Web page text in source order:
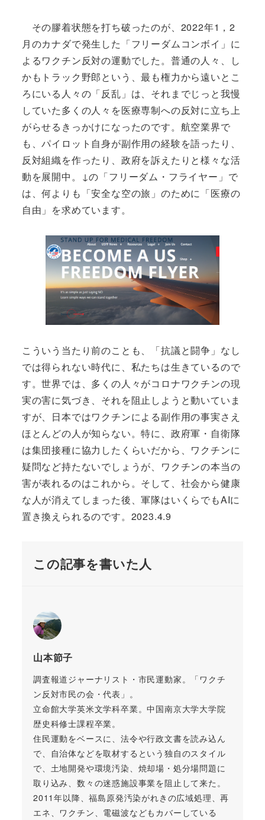
その膠着状態を打ち破ったのが、2022年1，2
月のカナダで発生した「フリーダムコンボイ」に
よるワクチン反対の運動でした。普通の人々、し
かもトラック野郎という、最も権力から遠いとこ
ろにいる人々の「反乱」は、それまでじっと我慢
していた多くの人々を医療専制への反対に立ち上
がらせるきっかけになったのです。航空業界で
も、パイロット自身が副作用の経験を語ったり、
反対組織を作ったり、政府を訴えたりと様々な活
動を展開中。↓の「フリーダム・フライヤー」で
は、何よりも「安全な空の旅」のために「医療の
自由」を求めています。
こういう当たり前のことも、「抗議と闘争」なし
では得られない時代に、私たちは生きているので
す。世界では、多くの人々がコロナワクチンの現
実の害に気づき、それを阻止しようと動いていま
すが、日本ではワクチンによる副作用の事実さえ
ほとんどの人が知らない。特に、政府軍・自衛隊
は集団接種に協力したくらいだから、ワクチンに
疑問など持たないでしょうが、ワクチンの本当の
害が表れるのはこれから。そして、社会から健康
な人が消えてしまった後、軍隊はいくらでもAIに
置き換えられるのです。2023.4.9
この記事を書いた人
山本節子
調査報道ジャーナリスト・市民運動家。「ワクチ
ン反対市民の会・代表」。
立命館大学英米文学科卒業。中国南京大学大学院
歴史科修士課程卒業。
住民運動をベースに、法令や行政文書を読み込ん
で、自治体などを取材するという独自のスタイル
で、土地開発や環境汚染、焼却場・処分場問題に
取り込み、数々の迷惑施設事業を阻止して来た。
2011年以降、福島原発汚染がれきの広域処理、再
エネ、ワクチン、電磁波などもカバーしている